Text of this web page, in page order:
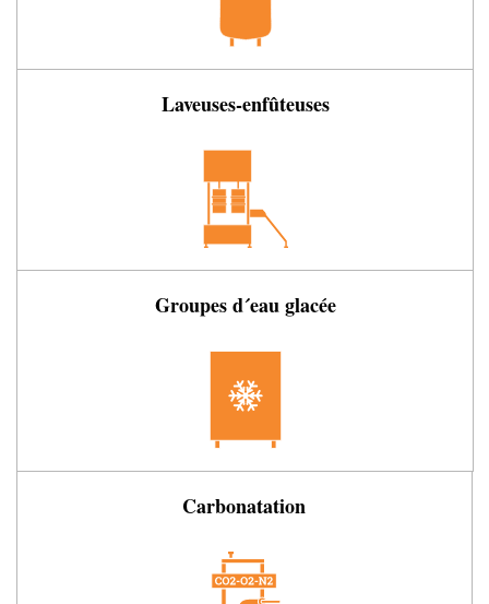
Laveuses-enfûteuses
Groupes d´eau glacée
Carbonatation